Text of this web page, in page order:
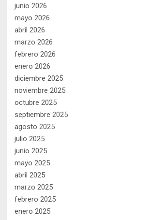
junio 2026
mayo 2026
abril 2026
marzo 2026
febrero 2026
enero 2026
diciembre 2025
noviembre 2025
octubre 2025
septiembre 2025
agosto 2025
julio 2025
junio 2025
mayo 2025
abril 2025
marzo 2025
febrero 2025
enero 2025